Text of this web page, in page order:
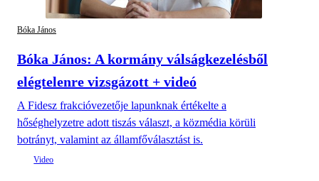
Bóka János
Bóka János: A kormány válságkezelésből
elégtelenre vizsgázott + videó
A Fidesz frakcióvezetője lapunknak értékelte a
hőséghelyzetre adott tiszás választ, a közmédia körüli
botrányt, valamint az államfőválasztást is.